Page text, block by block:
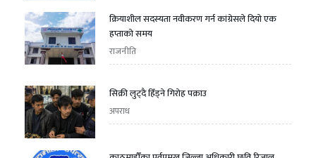
क्रियाशील सदस्यता नवीकरण गर्न कांग्रेसले दियो एक
हप्ताको समय
राजनीति
सिक्री लुट्दै हिँड्ने गिरोह पक्राउ
अपराध